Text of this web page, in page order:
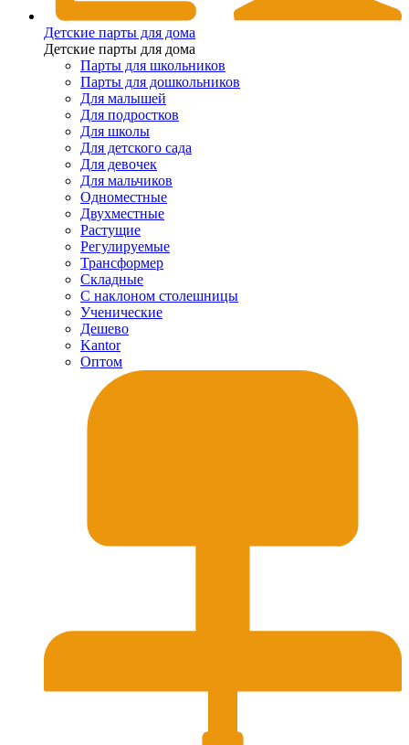
Детские парты для дома
Детские парты для дома
Парты для школьников
Парты для дошкольников
Для малышей
Для подростков
Для школы
Для детского сада
Для девочек
Для мальчиков
Одноместные
Двухместные
Растущие
Регулируемые
Трансформер
Складные
С наклоном столешницы
Ученические
Дешево
Kantor
Оптом